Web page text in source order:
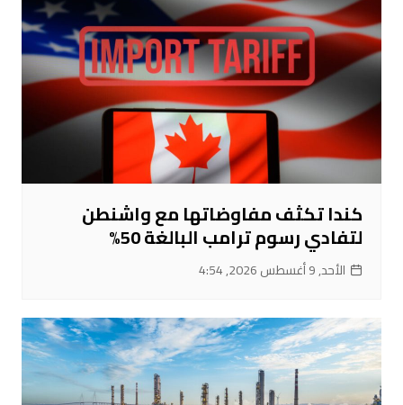
كندا تكثف مفاوضاتها مع واشنطن
لتفادي رسوم ترامب البالغة 50%
الأحد, 9 أغسطس 2026, 4:54